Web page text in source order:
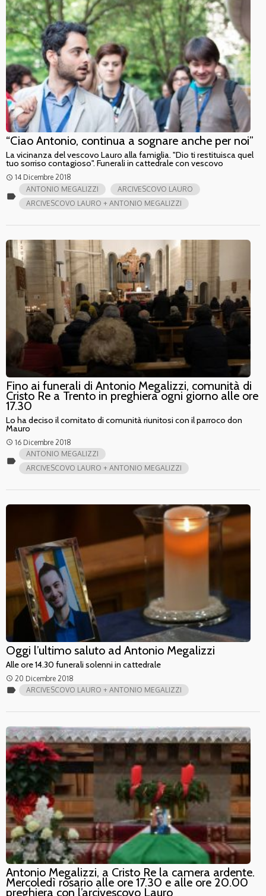
“Ciao Antonio, continua a sognare anche per noi”
La vicinanza del vescovo Lauro alla famiglia. "Dio ti restituisca quel
tuo sorriso contagioso". Funerali in cattedrale con vescovo
access_time 14 Dicembre 2018
label
ANTONIO MEGALIZZI
ARCIVESCOVO LAURO
ARCIVESCOVO LAURO + ANTONIO MEGALIZZI
Fino ai funerali di Antonio Megalizzi, comunità di
Cristo Re a Trento in preghiera ogni giorno alle ore
17.30
Lo ha deciso il comitato di comunità riunitosi con il parroco don
Mauro
access_time 16 Dicembre 2018
label
ANTONIO MEGALIZZI
ARCIVESCOVO LAURO + ANTONIO MEGALIZZI
Oggi l’ultimo saluto ad Antonio Megalizzi
Alle ore 14.30 funerali solenni in cattedrale
access_time 20 Dicembre 2018
label ARCIVESCOVO LAURO + ANTONIO MEGALIZZI
Antonio Megalizzi, a Cristo Re la camera ardente.
Mercoledì rosario alle ore 17.30 e alle ore 20.00
preghiera con l’arcivescovo Lauro